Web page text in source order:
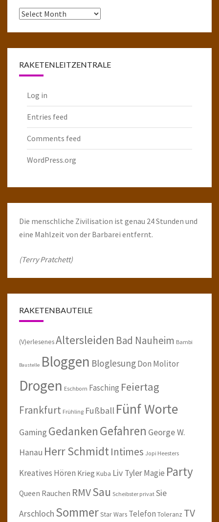
Das
RAKETENLEITZENTRALE
Log in
Entries feed
Comments feed
WordPress.org
Die menschliche Zivilisation ist genau 24 Stunden und
eine Mahlzeit von der Barbarei entfernt.
(Terry Pratchett)
RAKETENBAUTEILE
(V)erlesenesAltersleiden Bad Nauheim Bambi
Baustelle Bloggen BloglesungDon Molitor
Drogen Eschborn Fasching Feiertag
Frankfurt Frühling Fußball Fünf Worte
Gaming GedankenGefahren George W.
Hanau Herr SchmidtIntimes Jopi Heesters
Kreatives Hören Krieg Kuba Liv TylerMagie Party
Queen Rauchen RMVSau Scheibster privat Sie
Arschloch SommerStar Wars Telefon Toleranz TV